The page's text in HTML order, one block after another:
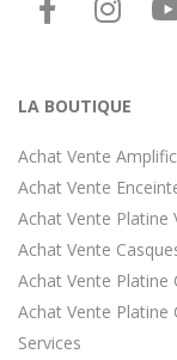
LA BOUTIQUE
Achat Vente
Achat Vente
Achat Vente Platine
Achat Vente
Achat Vente Platine
Achat Vente Platine
Services